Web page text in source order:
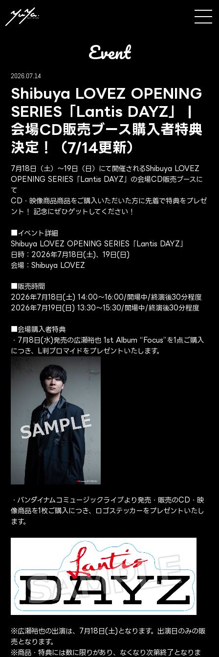
event
2026.07.14
Shibuya LOVEZ OPENING
SERIES「Lantis DAYZ」 |
会場CD販売ブース購入者特典
決定！（7/14更新）
7月18日（土）～19日（日）にて開催されるShibuya LOVEZ
OPENING SERIES「Lantis DAYZ」の会場CD販売ブースに
て
CD・映像商品商品をご購入いただいた方に先着で特典をプレゼ
ント！ 記念にぜひゲットしてください！
■イベント詳細
Shibuya LOVEZ OPENING SERIES「Lantis DAYZ」
日時：2026年7月18日(土)、19日(日)
会場：Shibuya LOVEZ
■販売時間
2026年7月18日(土) 14:00～16:00/開場中/終演後30分程度
2026年7月19日(日) 13:30～15:30/開場中/終演後30分程度
■会場購入者特典
・7月8日(水)発売の広瀬裕也 1st Album “Focus”を1点ご購入
につき、L判ブロマイドをプレゼントいたします。
・バンダイナムコミュージックライブより発売・販売のCD・映
像商品を1枚ご購入につき、ロゴステッカーをプレゼントいたし
ます。
※広瀬裕也の出演は、7月18日(土)となります。出演日のみの販
売となります。
※商品・特典には数に限りがあり、なくなり次第終了となりま